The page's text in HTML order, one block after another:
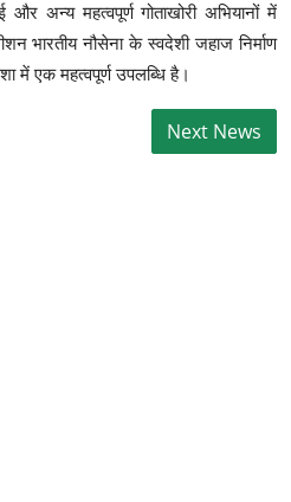
और अन्य महत्वपूर्ण गोताखोरी अभियानों में
भारतीय नौसेना के स्वदेशी जहाज निर्माण
में एक महत्वपूर्ण उपलब्धि है।